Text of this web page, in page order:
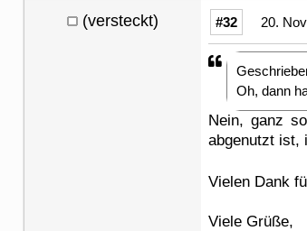
(versteckt) #32 20.
Oh, dann
Nein, ganz
abgenutzt ist,
Vielen Dank
Viele Grüße,